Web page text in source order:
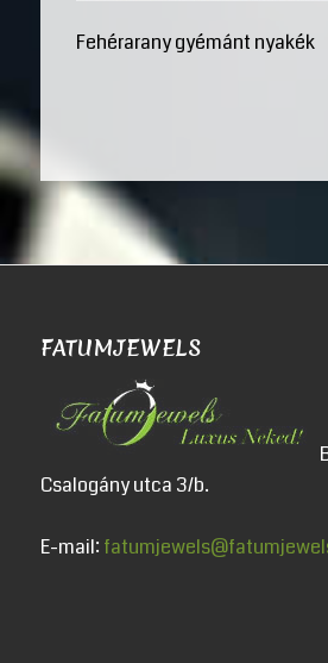
Fehérarany gyémánt nyakék
FATUMJEWELS
Csalogány utca 3/b.
E-mail: